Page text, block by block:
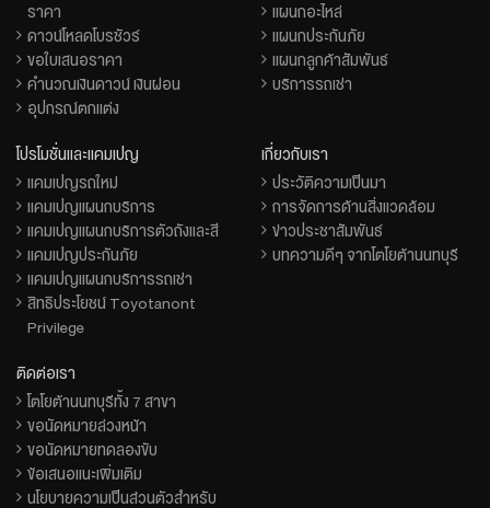
ราคา
ดาวน์โหลดโบรชัวร์
ขอใบเสนอราคา
คำนวณเงินดาวน์ เงินผ่อน
อุปกรณ์ตกแต่ง
แผนกอะไหล่
แผนกประกันภัย
แผนกลูกค้าสัมพันธ์
บริการรถเช่า
โปรโมชั่นและแคมเปญ
แคมเปญรถใหม่
แคมเปญแผนกบริการ
แคมเปญแผนกบริการตัวถังและสี
แคมเปญประกันภัย
แคมเปญแผนกบริการรถเช่า
สิทธิประโยชน์ Toyotanont
Privilege
เกี่ยวกับเรา
ประวัติความเป็นมา
การจัดการด้านสิ่งแวดล้อม
ข่าวประชาสัมพันธ์
บทความดีๆ จากโตโยต้านนทบุรี
ติดต่อเรา
โตโยต้านนทบุรีทั้ง 7 สาขา
ขอนัดหมายล่วงหน้า
ขอนัดหมายทดลองขับ
ข้อเสนอแนะเพิ่มเติม
นโยบายความเป็นส่วนตัวสำหรับ